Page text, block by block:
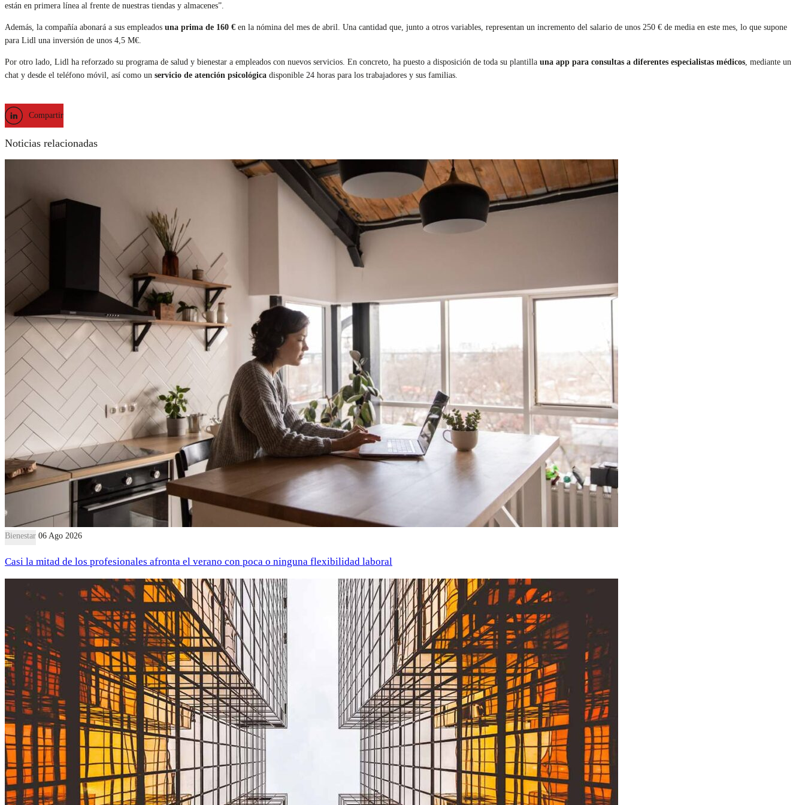
están en primera línea al frente de nuestras tiendas y almacenes”.
Además, la compañía abonará a sus empleados una prima de 160 € en la nómina del mes de abril. Una cantidad que, junto a otros variables, representan un incremento del salario de unos 250 € de media en este mes, lo que supone
para Lidl una inversión de unos 4,5 M€.
Por otro lado, Lidl ha reforzado su programa de salud y bienestar a empleados con nuevos servicios. En concreto, ha puesto a disposición de toda su plantilla una app para consultas a diferentes especialistas médicos , mediante un
chat y desde el teléfono móvil, así como un servicio de atención psicológica disponible 24 horas para los trabajadores y sus familias.
Compartir
Noticias relacionadas
Bienestar 06 Ago 2026
Casi la mitad de los profesionales afronta el verano con poca o ninguna flexibilidad laboral